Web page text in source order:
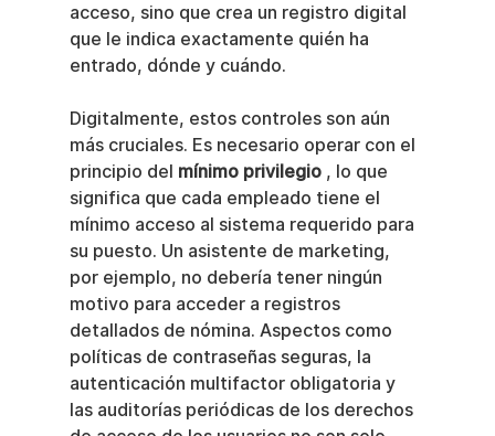
acceso, sino que crea un registro digital
que le indica exactamente quién ha
entrado, dónde y cuándo.
Digitalmente, estos controles son aún
más cruciales. Es necesario operar con el
principio del mínimo privilegio , lo que
significa que cada empleado tiene el
mínimo acceso al sistema requerido para
su puesto. Un asistente de marketing,
por ejemplo, no debería tener ningún
motivo para acceder a registros
detallados de nómina. Aspectos como
políticas de contraseñas seguras, la
autenticación multifactor obligatoria y
las auditorías periódicas de los derechos